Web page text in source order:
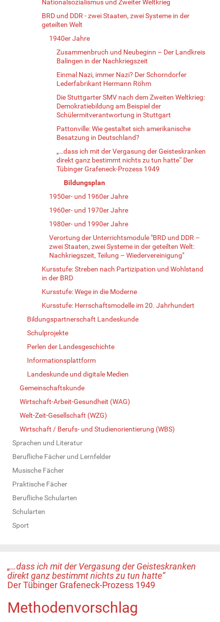
Nationalsozialismus und Zweiter Weltkrieg
BRD und DDR - zwei Staaten, zwei Systeme in der
geteilten Welt
1940er Jahre
Zusammenbruch und Neubeginn – Der Landkreis
Balingen in der Nachkriegszeit
Einmal Nazi, immer Nazi? Der Schorndorfer
Lederfabrikant Hermann Röhm
Die Stuttgarter SMV nach dem Zweiten Weltkrieg:
Demokratiebildung am Beispiel der
Schülermitverantwortung in Stuttgart
Pattonville: Wie gestaltet sich amerikanische
Besatzung in Deutschland?
„…dass ich mit der Vergasung der Geisteskranken
direkt ganz bestimmt nichts zu tun hatte“ Der
Tübinger Grafeneck-Prozess 1949
Bildungsplan
1950er- und 1960er Jahre
1960er- und 1970er Jahre
1980er- und 1990er Jahre
Verortung der Unterrichtsmodule "BRD und DDR –
zwei Staaten, zwei Systeme in der geteilten Welt:
Nachkriegszeit, Teilung – Wiedervereinigung"
Kursstufe: Streben nach Partizipation und Wohlstand
in der BRD
Kursstufe: Wege in die Moderne
Kursstufe: Herrschaftsmodelle im 20. Jahrhundert
Bildungspartnerschaft Landeskunde
Schulprojekte
Perlen der Landesgeschichte
Informationsplattform
Landeskunde und digitale Medien
Gemeinschaftskunde
Wirtschaft-Arbeit-Gesundheit (WAG)
Welt-Zeit-Gesellschaft (WZG)
Wirtschaft / Berufs- und Studienorientierung (WBS)
Sprachen und Literatur
Berufliche Fächer und Lernfelder
Musische Fächer
Praktische Fächer
Berufliche Schularten
Schularten
Sport
„…dass ich mit der Vergasung der Geisteskranken
direkt ganz bestimmt nichts zu tun hatte“
Der Tübinger Grafeneck-Prozess 1949
Methodenvorschlag